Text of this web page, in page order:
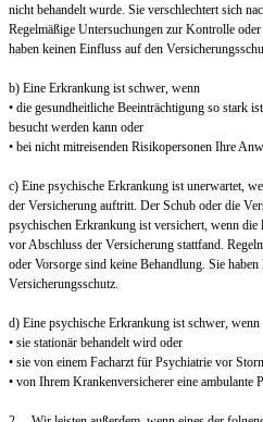
nicht behandelt wurde. Sie verschlechtert sich
Regelmäßige Untersuchungen zur Kontrolle
haben keinen Einfluss auf den
b) Eine Erkrankung ist schwer, wenn
• die gesundheitliche Beeinträchtigung so stark
besucht werden kann oder
• bei nicht mitreisenden Risikopersonen Ihre
c) Eine psychische Erkrankung ist unerwartet,
der Versicherung auftritt. Der Schub oder die
psychischen Erkrankung ist versichert, wenn die
vor Abschluss der Versicherung stattfand.
oder Vorsorge sind keine Behandlung. Sie
Versicherungsschutz.
d) Eine psychische Erkrankung ist schwer, wenn
• sie stationär behandelt wird oder
• sie von einem Facharzt für Psychiatrie vor
• von Ihrem Krankenversicherer eine ambulante